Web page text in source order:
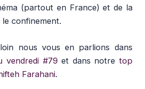
(partout en France) et de la
confinement.
nous vous en parlions dans
vendredi #79et dans notre top
Farahani.